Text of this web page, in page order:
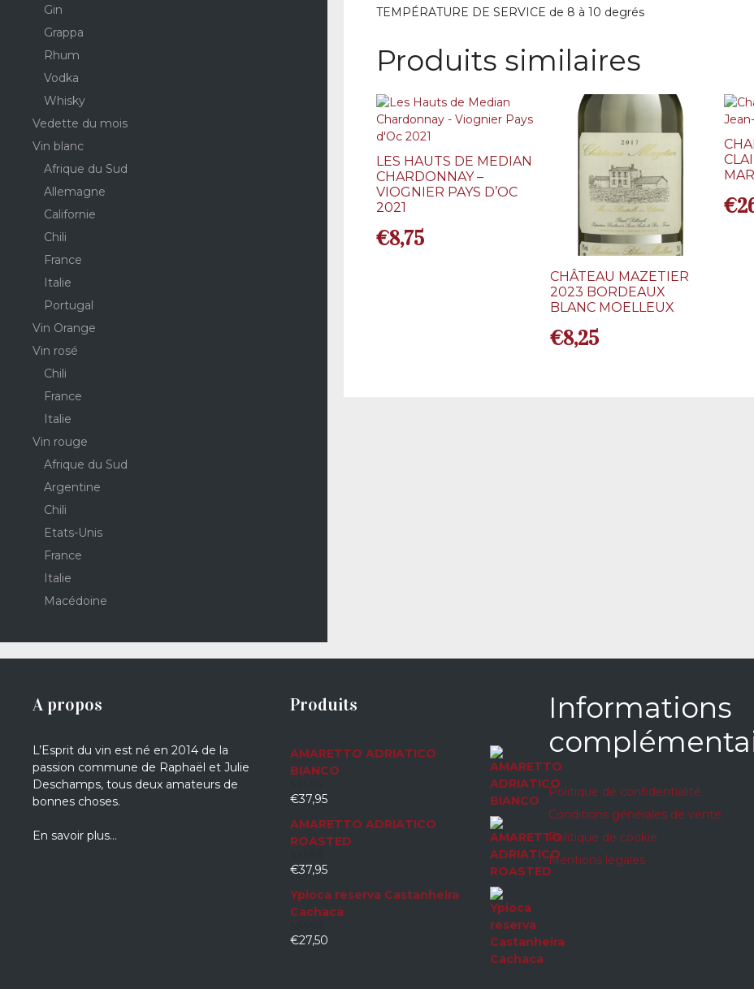
TEMPÉRATURE DE SERVICE de 8 à 10 degrés
Produits similaires
LES HAUTS DE MEDIAN
CHARDONNAY –
VIOGNIER PAYS D’OC
2021
€8,75
CHÂTEAU MAZETIER
2023 BORDEAUX
BLANC MOELLEUX
€8,25
€
Gin
Grappa
Rhum
Vodka
Whisky
Vedette du mois
Vin blanc
Afrique du Sud
Allemagne
Californie
Chili
France
Italie
Portugal
Vin Orange
Vin rosé
Chili
France
Italie
Vin rouge
Afrique du Sud
Argentine
Chili
Etats-Unis
France
Italie
Macédoine
A propos
L’Esprit du vin est né en 2014 de la
passion commune de Raphaël et Julie
Deschamps, tous deux amateurs de
bonnes choses.
En savoir plus…
Produits
AMARETTO ADRIATICO
BIANCO
0
5
€37,95
AMARETTO ADRIATICO
ROASTED
0
5
€37,95
Ypioca reserva Castanheira
Cachaca
0
€27,50
Informations
Politique de confidentialité
Conditions générales de vente
Politique de cookie
Mentions légales